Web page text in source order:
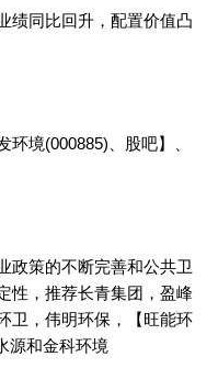
同比回升，配置价值凸
境(000885)、股吧】、
策的不断完善和公共卫
性，推荐长青集团，盈峰
卫，伟明环保，【旺能环
源和金科环境